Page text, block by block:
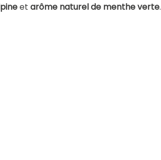
et arôme naturel de menthe verte.